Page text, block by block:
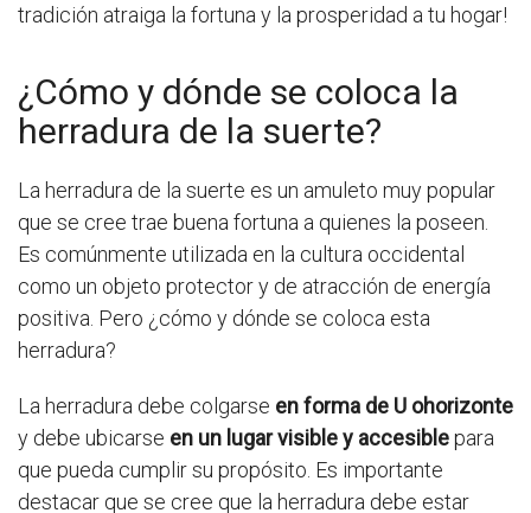
tradición atraiga la fortuna y la prosperidad a tu hogar!
¿Cómo y dónde se coloca la
herradura de la suerte?
La herradura de la suerte es un amuleto muy popular
que se cree trae buena fortuna a quienes la poseen.
Es comúnmente utilizada en la cultura occidental
como un objeto protector y de atracción de energía
positiva. Pero ¿cómo y dónde se coloca esta
herradura?
La herradura debe colgarse en forma de U ohorizonte
y debe ubicarse en un lugar visible y accesiblepara
que pueda cumplir su propósito. Es importante
destacar que se cree que la herradura debe estar